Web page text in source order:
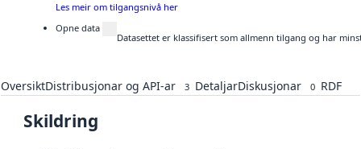
Les meir om tilgangsnivå her
Opne data
Datasettet er klassifisert som allmenn tilgang og har
OversiktDistribusjonar og API-ar 3 DetaljarDiskusjonar 0 RDF
Skildring